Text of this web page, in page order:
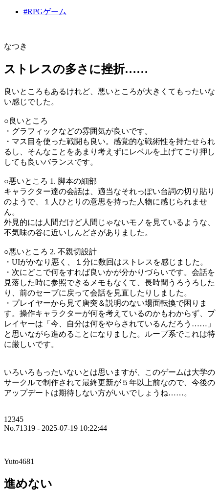
#RPGゲーム
なつき
ストレスの多さに挫折……
良いところもあるけれど、悪いところが大きくてもったいな
い感じでした。
○良いところ
・グラフィックなどの雰囲気が良いです。
・マス目を使った戦闘も良い。感覚的な戦術性を持たせられ
るし、そんなことをあまり考えずにレベルを上げてごり押し
しても良いバランスです。
○悪いところ 1. 脚本の細部
キャラクター達の会話は、適当なそれっぽい台詞の切り貼り
のようで、１人ひとりの意思を持った人物に感じられませ
ん。
外見的には人間だけど人間じゃないモノを見ているような、
不気味の谷に近いしんどさがありました。
○悪いところ 2. 不親切設計
・UIがかなり悪く、１分に数回はストレスを感じました。
・次にどこで何をすれば良いかが分かりづらいです。会話を
見落した時に参照できるメモもなくて、長時間うろうろした
り、前のセーブに戻って会話を見直したりしました。
・プレイヤーから見て唐突＆説明のない場面転換で困りま
す。操作キャラクターが何を考えているのかもわからず、プ
レイヤーは「今、自分は何をやらされているんだろう……」
と思いながら進めることになりました。ループ系でこれは特
に厳しいです。
いろいろもったいないとは思いますが、このゲームは大学の
サークルで制作されて最終更新が５年以上前なので、今後の
アップデートは期待しない方がいいでしょうね……。
12345
No.71319 - 2025-07-19 10:22:44
Yuto4681
進めない